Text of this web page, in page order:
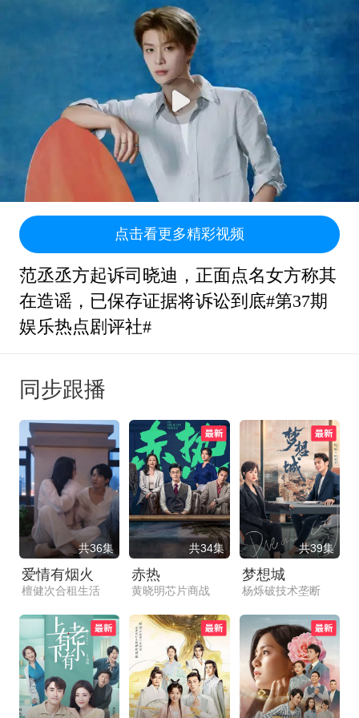
点击看更多精彩视频
范丞丞方起诉司晓迪，正面点名女方称其
在造谣，已保存证据将诉讼到底#第37期
娱乐热点剧评社#
同步跟播
共36集
爱情有烟火
檀健次合租生活
共34集
赤热
黄晓明芯片商战
共39集
梦想城
杨烁破技术垄断